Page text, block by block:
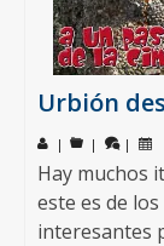
Urbión
| | |
Hay muchos
este es de
interesantes